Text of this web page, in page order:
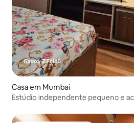
Casa em Mumbai
Estúdio independente pequeno e